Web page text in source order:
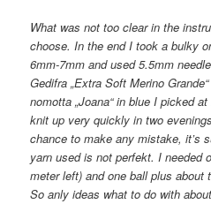
What was not too clear in the
choose. In the end I took a bulky
6mm-7mm and used 5.5mm
Gedifra „Extra Soft Merino
nomotta „Joana“ in blue I picked at
knit up very quickly in two
chance to make any mistake, it’s
yarn used is not perfekt. I needed
meter left) and one ball plus
So anly ideas what to do with